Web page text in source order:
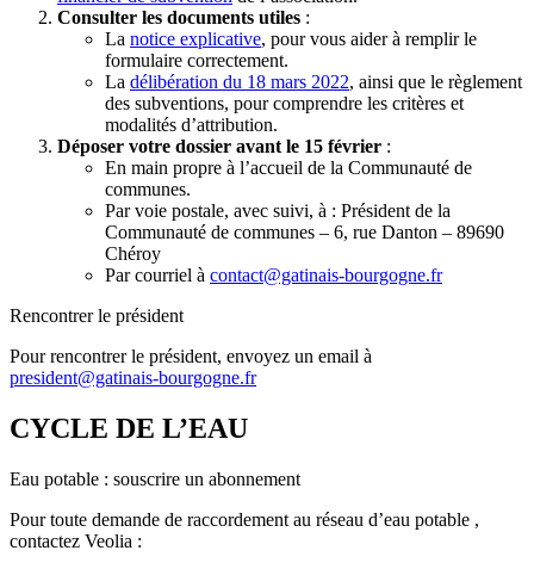
Consulter les documents utiles :
La notice explicative, pour vous aider à remplir le
formulaire correctement.
La délibération du 18 mars 2022, ainsi que le règlement
des subventions, pour comprendre les critères et
modalités d’attribution.
Déposer votre dossier avant le 15 février :
En main propre à l’accueil de la Communauté de
communes.
Par voie postale, avec suivi, à : Président de la
Communauté de communes – 6, rue Danton – 89690
Chéroy
Par courriel à contact@gatinais-bourgogne.fr
Rencontrer le président
Pour rencontrer le président, envoyez un email à
president@gatinais-bourgogne.fr
CYCLE DE L’EAU
Eau potable : souscrire un abonnement
Pour toute demande de raccordement au réseau d’eau potable ,
contactez Veolia :